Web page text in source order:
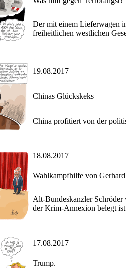
Der mit einem Lieferwagen
freiheitlichen westlichen
19.08.2017
Chinas Glückskeks
China profitiert von der
18.08.2017
Wahlkampfhilfe von
Alt-Bundeskanzler Schröder
der Krim-Annexion belegt
17.08.2017
Trump.